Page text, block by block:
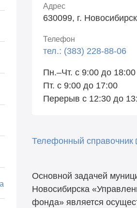
Адрес
630099, г.
Телефон
тел.: (383) 228-88-06
Пн.–Чт. с 9:00 до 18:00
Пт. с 9:00 до 17:00
Перерыв с 12:30 до
Телефонный справочник
Основной задачей
Новосибирска
фонда» является